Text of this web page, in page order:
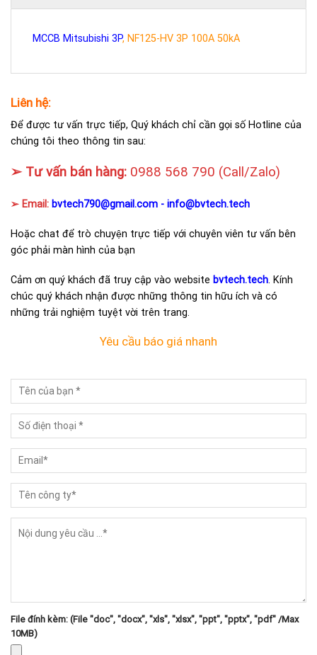
MCCB Mitsubishi 3P, NF125-HV 3P 100A 50kA
Liên hệ:
Để được tư vấn trực tiếp, Quý khách chỉ cần gọi số Hotline của
chúng tôi theo thông tin sau:
➢ Tư vấn bán hàng: 0988 568 790 (Call/Zalo)
➢ Email: bvtech790@gmail.com - info@bvtech.tech
Hoặc chat để trò chuyện trực tiếp với chuyên viên tư vấn bên
góc phải màn hình của bạn
Cảm ơn quý khách đã truy cập vào website bvtech.tech. Kính
chúc quý khách nhận được những thông tin hữu ích và có
những trải nghiệm tuyệt vời trên trang.
Yêu cầu báo giá nhanh
File đính kèm: (File "doc", "docx", "xls", "xlsx", "ppt", "pptx", "pdf" /Max
10MB)